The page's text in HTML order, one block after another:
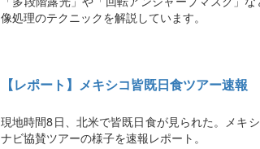
像処理のテクニックを解説しています。
【レポート】メキシコ皆既日食ツアー速報
現地時間8日、北米で皆既日食が見られた。メキ
ナビ協賛ツアーの様子を速報レポート。